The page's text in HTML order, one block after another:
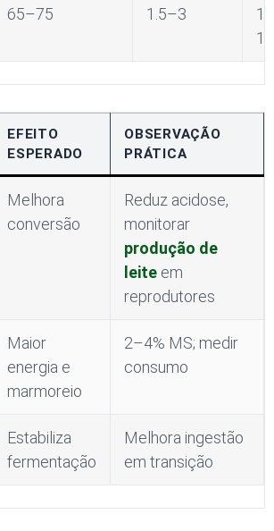
65–75 1.5–3
EFEITO
ESPERADO
OBSERVAÇÃO
PRÁTICA
Melhora
conversão
Reduz acidose,
monitorar
produção de
leite em
reprodutores
Maior
energia e
marmoreio
2–4% MS; medir
consumo
Estabiliza
fermentação
Melhora ingestão
em transição